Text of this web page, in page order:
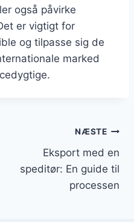
også påvirke
er vigtigt for
og tilpasse sig de
marked
NÆSTE
Eksport med en
speditør: En guide til
processen